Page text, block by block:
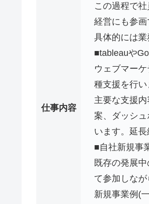
仕事内容
この過程で
経営にも参画
具体的には業
■tableauや
ウェブマー
種支援を行い
主要な支援
案、ダッシ
います。延
■自社新規事
既存の発展
て参加しな
新規事業例(